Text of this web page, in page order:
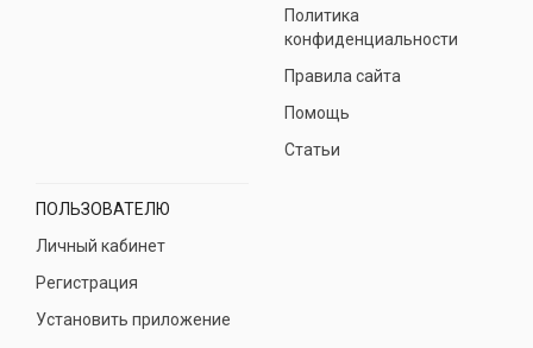
Политика
конфиденциальности
Правила сайта
Помощь
Статьи
ПОЛЬЗОВАТЕЛЮ
Личный кабинет
Регистрация
Установить приложение